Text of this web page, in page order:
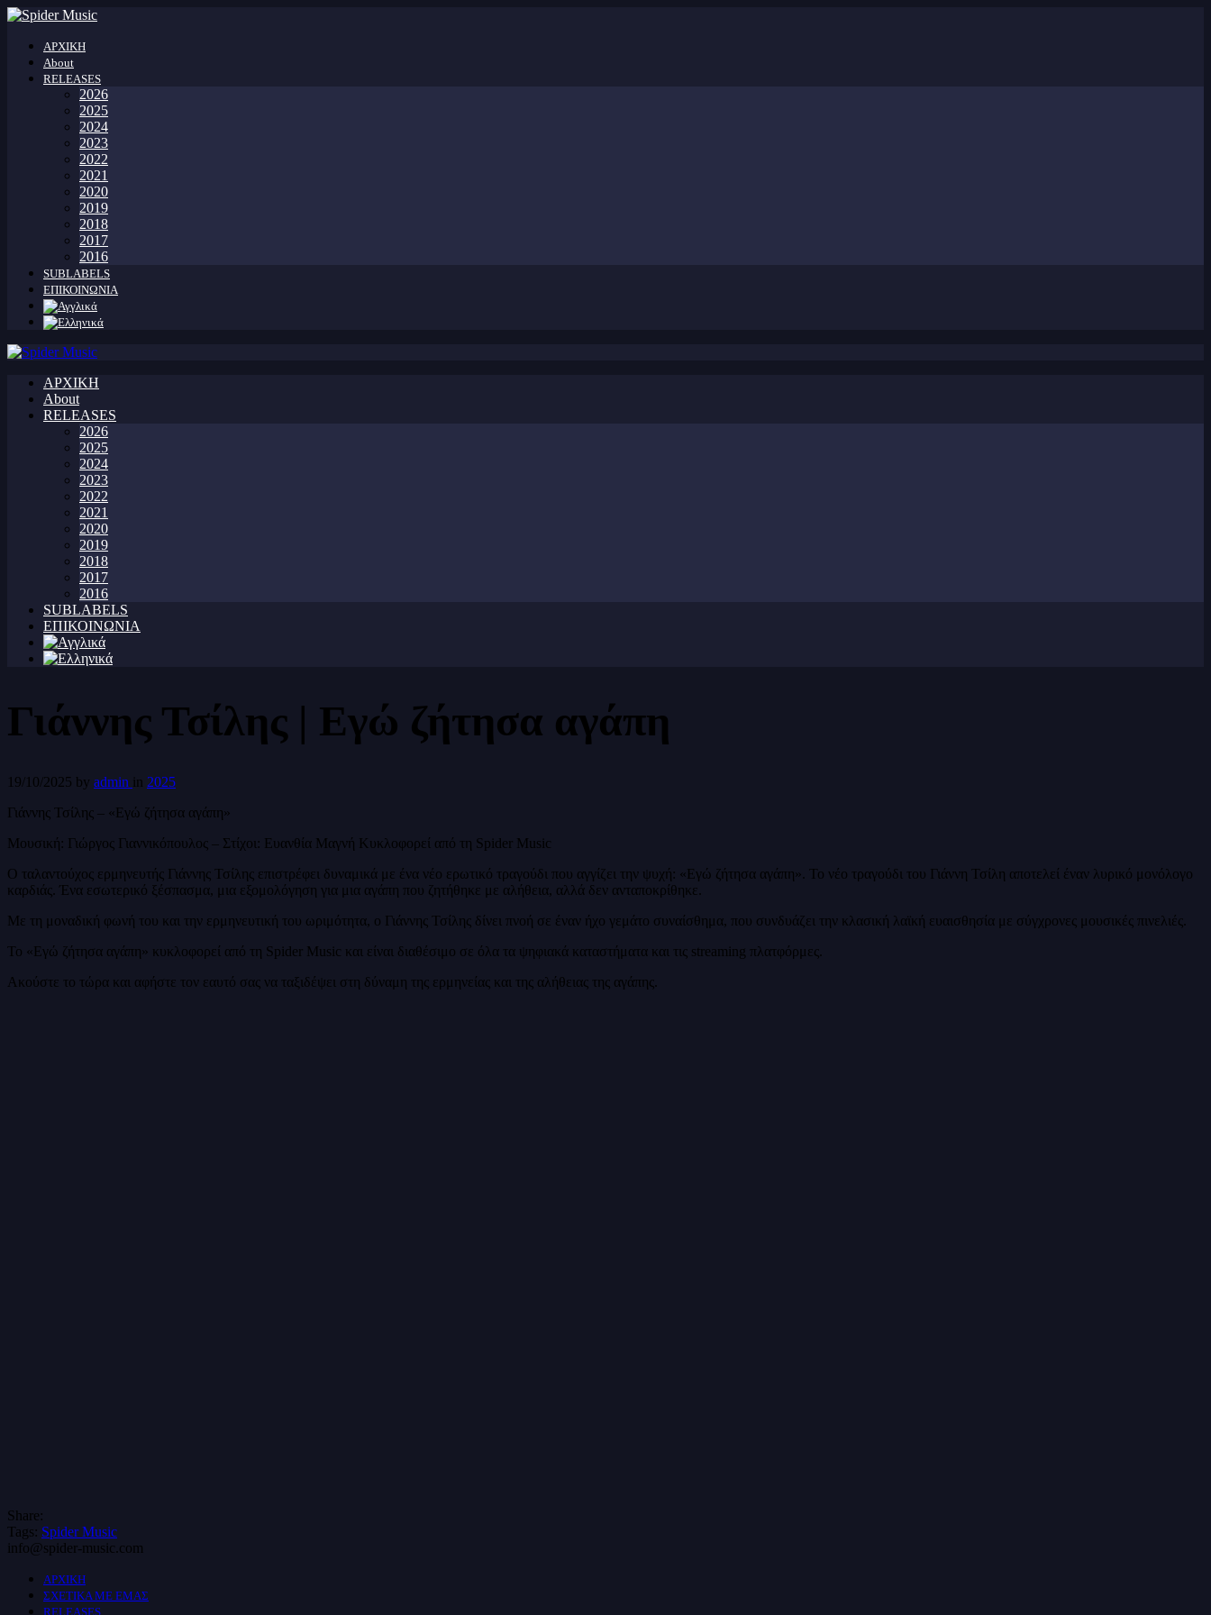
ΑΡΧΙΚΗ
About
RELEASES
2026
2025
2024
2023
2022
2021
2020
2019
2018
2017
2016
SUBLABELS
ΕΠΙΚΟΙΝΩΝΙΑ
ΑΡΧΙΚΗ
About
RELEASES
2026
2025
2024
2023
2022
2021
2020
2019
2018
2017
2016
SUBLABELS
ΕΠΙΚΟΙΝΩΝΙΑ
Γιάννης Τσίλης | Εγώ ζήτησα αγάπη
19/10/2025 by admin in 2025
Γιάννης Τσίλης – «Εγώ ζήτησα αγάπη»
Μουσική: Γιώργος Γιαννικόπουλος – Στίχοι: Ευανθία Μαγνή Κυκλοφορεί από τη Spider Music
Ο ταλαντούχος ερμηνευτής Γιάννης Τσίλης επιστρέφει δυναμικά με ένα νέο ερωτικό τραγούδι που αγγίζει την ψυχή: «Εγώ ζήτησα αγάπη». Το νέο τραγούδι του Γιάννη Τσίλη αποτελεί έναν λυρικό μονόλογο
καρδιάς. Ένα εσωτερικό ξέσπασμα, μια εξομολόγηση για μια αγάπη που ζητήθηκε με αλήθεια, αλλά δεν ανταποκρίθηκε.
Με τη μοναδική φωνή του και την ερμηνευτική του ωριμότητα, ο Γιάννης Τσίλης δίνει πνοή σε έναν ήχο γεμάτο συναίσθημα, που συνδυάζει την κλασική λαϊκή ευαισθησία με σύγχρονες μουσικές πινελιές.
Το «Εγώ ζήτησα αγάπη» κυκλοφορεί από τη Spider Music και είναι διαθέσιμο σε όλα τα ψηφιακά καταστήματα και τις streaming πλατφόρμες.
Ακούστε το τώρα και αφήστε τον εαυτό σας να ταξιδέψει στη δύναμη της ερμηνείας και της αλήθειας της αγάπης.
Share:
Tags: Spider Music
info@spider-music.com
ΑΡΧΙΚΗ
ΣΧΕΤΙΚΑ ΜΕ ΕΜΑΣ
RELEASES